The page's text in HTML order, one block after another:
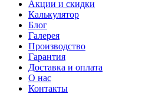
Акции и скидки
Калькулятор
Блог
Галерея
Производство
Гарантия
Доставка и оплата
О нас
Контакты